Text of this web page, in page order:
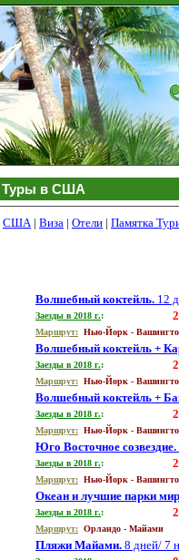
Туры в США
США| Виза | Отели | Памятка
Волшебный коктейль. 12
Заезды в 2018 г.:
Маршрут: Нью-Йорк -
Волшебный коктейль +
Заезды в 2018 г.:
Маршрут: Нью-Йорк -
Волшебный коктейль +
Заезды в 2018 г.:
Маршрут: Нью-Йорк -
Юго Восточное созвездие.
Заезды в 2018 г.:
Маршрут: Нью-Йорк -
Океан и лучшие парки
Заезды в 2018 г.: 2
Маршрут: Орландо - Майами
Пляжи Майами. 8 дней/ 7